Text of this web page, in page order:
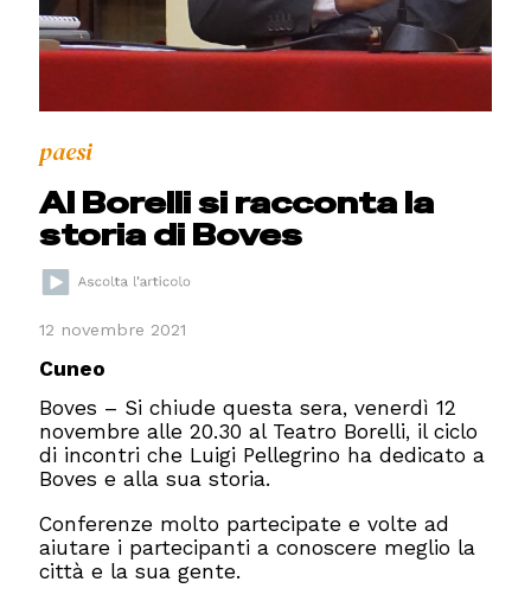
paesi
Al Borelli si racconta la
storia di Boves
12 novembre 2021
Cuneo
Boves – Si chiude questa sera, venerdì 12
novembre alle 20.30 al Teatro Borelli, il ciclo
di incontri che Luigi Pellegrino ha dedicato a
Boves e alla sua storia.
Conferenze molto partecipate e volte ad
aiutare i partecipanti a conoscere meglio la
città e la sua gente.